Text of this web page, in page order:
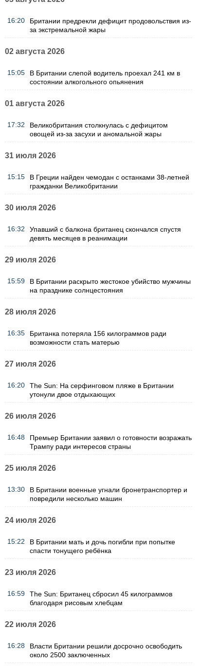
16:20
Британии предрекли дефицит продовольствия из-
за экстремальной жары
02 августа 2026
15:05
В Британии слепой водитель проехал 241 км в
состоянии алкогольного опьянения
01 августа 2026
17:32
Великобритания столкнулась с дефицитом
овощей из-за засухи и аномальной жары
31 июля 2026
15:15
В Греции найден чемодан с останками 38-летней
гражданки Великобритании
30 июля 2026
16:32
Упавший с балкона британец скончался спустя
девять месяцев в реанимации
29 июля 2026
15:59
В Британии раскрыто жестокое убийство мужчины
на празднике солнцестояния
28 июля 2026
16:35
Британка потеряла 156 килограммов ради
возможности стать матерью
27 июля 2026
16:20
The Sun: На серфинговом пляже в Британии
утонули двое отдыхающих
26 июля 2026
16:48
Премьер Британии заявил о готовности возражать
Трампу ради интересов страны
25 июля 2026
13:30
В Британии военные угнали бронетранспортер и
повредили несколько машин
24 июля 2026
15:22
В Британии мать и дочь погибли при попытке
спасти тонущего ребёнка
23 июля 2026
16:59
The Sun: Британец сбросил 45 килограммов
благодаря рисовым хлебцам
22 июля 2026
16:28
Власти Британии решили досрочно освободить
около 2500 заключенных